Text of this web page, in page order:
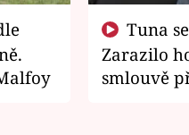
Zarazilo
smlouvě